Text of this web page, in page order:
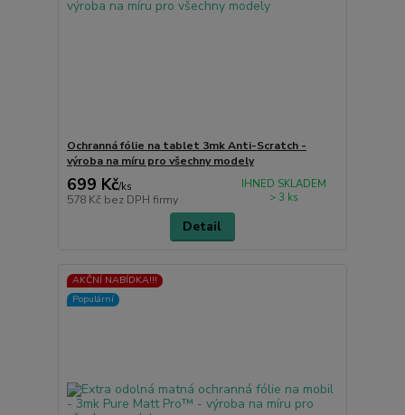
Ochranná fólie na tablet 3mk Anti-Scratch -
výroba na míru pro všechny modely
699 Kč/ks
578 Kč bez DPH firmy
IHNED SKLADEM
> 3 ks
Detail
AKČNÍ NABÍDKA!!!
Populární